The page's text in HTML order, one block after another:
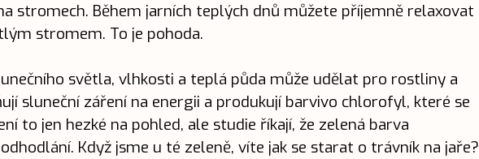
stromech. Během jarních teplých dnů můžete příjemně relaxovat
stromem. To je pohoda.
světla, vlhkosti a teplá půda může udělat pro rostliny a
sluneční záření na energii a produkují barvivo chlorofyl, které se
to jen hezké na pohled, ale studie říkají, že zelená barva
Když jsme u té zeleně, víte jak se starat o trávník na jaře?